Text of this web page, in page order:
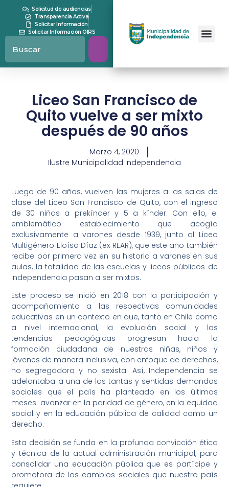
Solicitud de audiencias
Transparencia Activa
Solicitar Información
Solicitar Información OIRS
Liceo San Francisco de
Quito vuelve a ser mixto
después de 90 años
Marzo 4, 2020
Ilustre Municipalidad Independencia
Luego de 90 años, vuelven las mujeres a las salas de
clase del Liceo San Francisco de Quito, con el ingreso
de 30 niñas a prekínder y 5 a kínder. Con ello, el
emblemático establecimiento que acogía
exclusivamente a varones desde 1939, junto al Liceo
Multigénero Eloísa Díaz (ex REAR), que este año también
recibe por primera vez en su historia a varones en sus
aulas, la totalidad de las escuelas y liceos públicos de
Independencia pasan a ser mixtos.
Este proceso se inició en 2018 con la participación y
acompañamiento a las respectivas comunidades
educativas en un contexto en que, tanto en Chile como
a nivel internacional, la evolución social y las
tendencias pedagógicas progresan hacia la
formación ciudadana de nuestras niñas, niños y
jóvenes de manera inclusiva, con enfoque de derechos,
no segregadora y no sexista. Así, Independencia se
adelantaba a una de las tantas y sentidas demandas
sociales que el país ha planteado en los últimos
meses: avanzar en la paridad de género, en la equidad
social y en la educación pública de calidad como un
derecho.
Esta decisión se funda en la profunda convicción ética
y técnica de la actual administración municipal, para
consolidar una educación pública que es partícipe y
promotora de los cambios sociales que nuestro país